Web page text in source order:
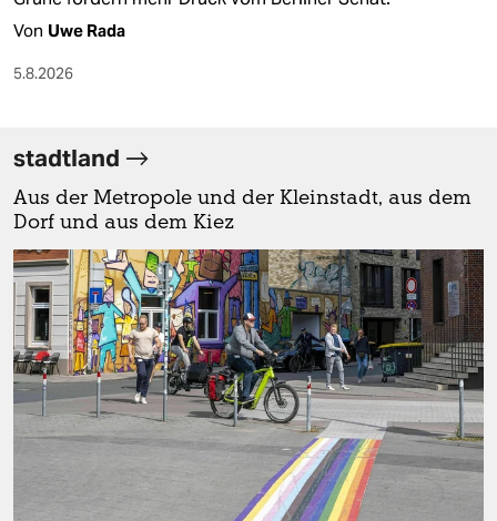
Von Uwe Rada
5.8.2026
stadtland
Aus der Metropole und der Kleinstadt, aus dem
Dorf und aus dem Kiez